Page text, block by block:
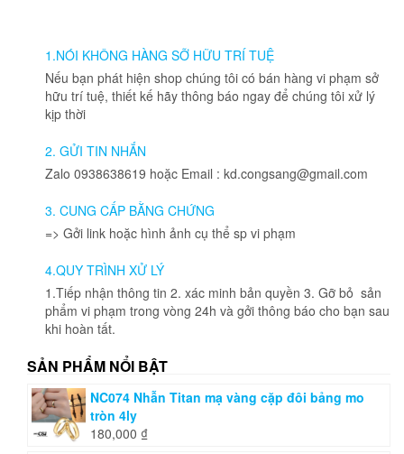
thể.
Các
thể
được
1.NÓI KHÔNG HÀNG SỠ HỮU TRÍ TUỆ
Nếu bạn phát hiện shop chúng tôi có bán hàng vi phạm sở
hữu trí tuệ, thiết kế hãy thông báo ngay để chúng tôi xử lý
kịp thời
2. GỬI TIN NHẮN
Zalo 0938638619 hoặc Email : kd.congsang@gmail.com
3. CUNG CẤP BẰNG CHỨNG
=> Gởi link hoặc hình ảnh cụ thể sp vi phạm
4.QUY TRÌNH XỬ LÝ
1.Tiếp nhận thông tin 2. xác minh bản quyền 3. Gỡ bỏ sản
phẩm vi phạm trong vòng 24h và gởi thông báo cho bạn sau
khi hoàn tất.
SẢN PHẨM NỔI BẬT
NC074 Nhẫn Titan mạ vàng cặp đôi bảng mo
tròn 4ly
180,000 ₫